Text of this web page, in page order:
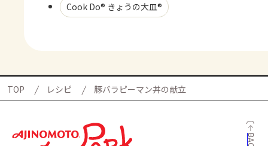
Cook Do® きょうの大皿®
TOP レシピ 豚バラピーマン丼の献立